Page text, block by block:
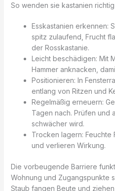
So wenden sie kastanien
Esskastanien erkennen:
spitz zulaufend, Frucht
der Rosskastanie.
Leicht beschädigen: Mit
Hammer anknacken,
Positionieren: In
entlang von Ritzen und
Regelmäßig erneuern:
Tagen nach. Prüfen und
schwächer wird.
Trocken lagern: Feuchte
und verlieren Wirkung.
Die vorbeugende Barriere
Wohnung und Zugangspunkte
Staub fangen Beute und